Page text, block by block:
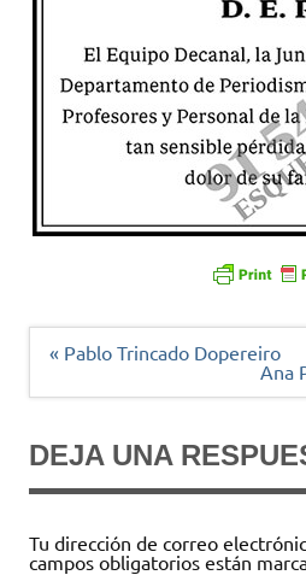
Navegación
« Pablo Trincado Dopereiro
Ana
DEJA UNA
Tu dirección de correo
campos obligatorios están